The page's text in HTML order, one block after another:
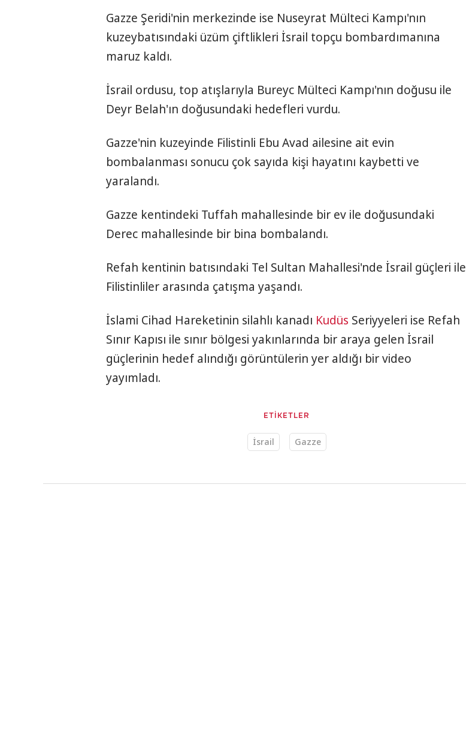
Gazze Şeridi'nin merkezinde ise Nuseyrat Mülteci Kampı'nın
kuzeybatısındaki üzüm çiftlikleri İsrail topçu bombardımanına
maruz kaldı.
İsrail ordusu, top atışlarıyla Bureyc Mülteci Kampı'nın doğusu ile
Deyr Belah'ın doğusundaki hedefleri vurdu.
Gazze'nin kuzeyinde Filistinli Ebu Avad ailesine ait evin
bombalanması sonucu çok sayıda kişi hayatını kaybetti ve
yaralandı.
Gazze kentindeki Tuffah mahallesinde bir ev ile doğusundaki
Derec mahallesinde bir bina bombalandı.
Refah kentinin batısındaki Tel Sultan Mahallesi'nde İsrail güçleri ile
Filistinliler arasında çatışma yaşandı.
İslami Cihad Hareketinin silahlı kanadı Kudüs Seriyyeleri ise Refah
Sınır Kapısı ile sınır bölgesi yakınlarında bir araya gelen İsrail
güçlerinin hedef alındığı görüntülerin yer aldığı bir video
yayımladı.
ETİKETLER
İsrail Gazze